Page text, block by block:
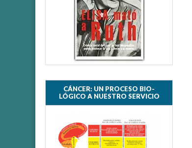
CÁNCER: UN PROCESO BIO-
LÓGICO A NUESTRO SERVICIO